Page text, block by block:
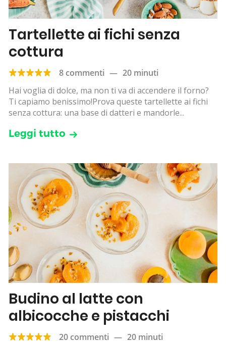
Tartellette ai fichi senza
cottura
8 commenti — 20 minuti
Hai voglia di dolce, ma non ti va di accendere il forno?
Ti capiamo benissimo!Prova queste tartellette ai fichi
senza cottura: una base di datteri e mandorle...
Leggi tutto
Budino al latte con
albicocche e pistacchi
20 commenti — 20 minuti